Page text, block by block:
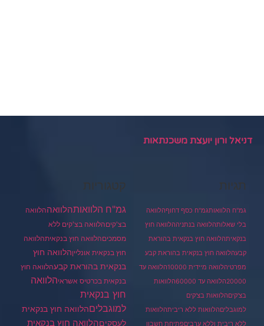
דניאל ורון יועצת משכנתאות
תגיות
גמ"ח הלוואותגמ"ח כסף דחוףהלוואה
בלי שאלותהלוואה בנתניההלוואה חוץ
בנקאיתהלוואה חוץ בנקאית בהוראת
קבעהלוואה חוץ בנקאית בהוראת קבע
מפרטיהלוואה מיידית 10000
הלוואה עד
20000הלוואה עד 60000
הלוואות
בצ'קיםהלוואות בצ'קים
למוגבליםהלוואות ללא ריביתהלוואות
ללא ריבית וללא ערביםפתיחת חשבון
קטגוריות
גמ"ח הלוואותהלוואההלוואה
בצ'קיםהלוואה בצ'קים ללא
מסמכיםהלוואה חוץ בנקאיתהלוואה
חוץ בנקאית אונלייןהלוואה חוץ
בנקאית בהוראת קבעהלוואה חוץ
בנקאית בכרטיס אשראיהלוואה
חוץ בנקאית
למוגבליםהלוואה חוץ בנקאית
לעסקיםהלוואה חוץ בנקאית